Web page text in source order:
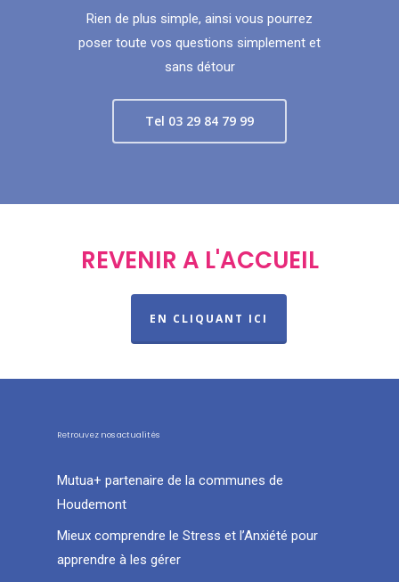
Rien de plus simple, ainsi vous pourrez
poser toute vos questions simplement et
sans détour
Tel 03 29 84 79 99
REVENIR A L'ACCUEIL
EN CLIQUANT ICI
Retrouvez nos actualités
Mutua+ partenaire de la communes de
Houdemont
Mieux comprendre le Stress et l’Anxiété pour
apprendre à les gérer